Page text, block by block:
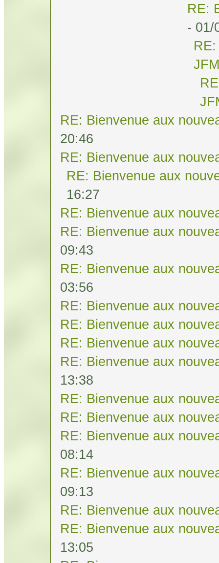
RE:
- 01/
JFM
RE: Bienvenue aux
20:46
RE: Bienvenue aux
RE: Bienvenue aux
16:27
RE: Bienvenue aux
RE: Bienvenue aux
09:43
RE: Bienvenue aux
03:56
RE: Bienvenue aux
RE: Bienvenue aux
RE: Bienvenue aux
RE: Bienvenue aux
13:38
RE: Bienvenue aux
RE: Bienvenue aux
RE: Bienvenue aux
08:14
RE: Bienvenue aux
09:13
RE: Bienvenue aux
RE: Bienvenue aux
13:05